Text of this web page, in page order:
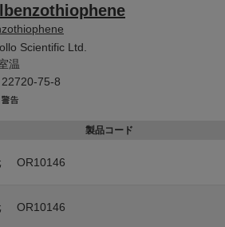
Scientific Ltd.
温
22720-75-8
製品コード
OR10146
OR10146